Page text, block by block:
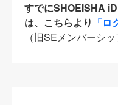
すでにSHOEISHA
は、こちらより 「ロ
（旧SEメンバーシ